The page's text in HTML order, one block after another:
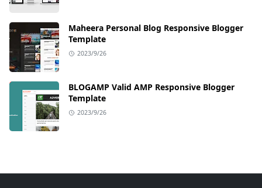
Maheera Personal Blog Responsive Blogger
Template
2023/9/26
BLOGAMP Valid AMP Responsive Blogger
Template
2023/9/26